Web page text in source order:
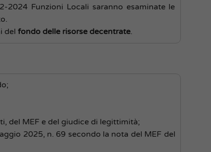
2024 Funzioni Locali saranno esaminate le
del fondo delle risorse decentrate.
del MEF e del giudice di legittimità;
2025, n. 69 secondo la nota del MEF del